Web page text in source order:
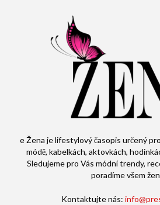
e Žena je lifestylový časopis určený
módě, kabelkách, aktovkách,
Sledujeme pro Vás módní trendy,
poradíme všem
Kontaktujte nás: